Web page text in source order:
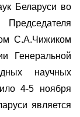
Беларуси во
С.А.Чижиком
Генеральной
научных
4-5 ноября
является